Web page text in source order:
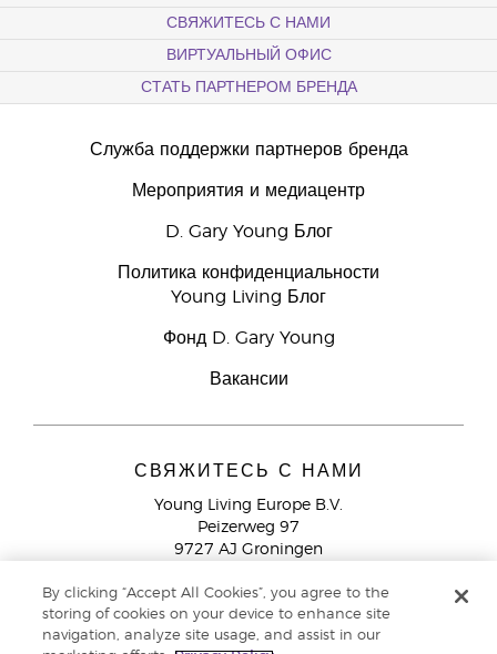
СВЯЖИТЕСЬ С НАМИ
ВИРТУАЛЬНЫЙ ОФИС
СТАТЬ ПАРТНЕРОМ БРЕНДА
Служба поддержки партнеров бренда
Мероприятия и медиацентр
D. Gary Young Блог
Политика конфиденциальности
Young Living Блог
Фонд D. Gary Young
Вакансии
СВЯЖИТЕСЬ С НАМИ
Young Living Europe B.V.
Peizerweg 97
9727 AJ Groningen
Служба поддержки партнеров бренда
+44 (0) 20 3935
By clicking “Accept All Cookies”, you agree to the
storing of cookies on your device to enhance site
navigation, analyze site usage, and assist in our